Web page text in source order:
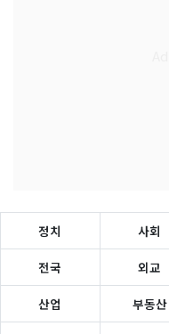
정치 사회
전국 외교
산업 부동산